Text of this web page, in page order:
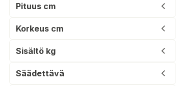
Pituus cm
Korkeus cm
Sisältö kg
Säädettävä